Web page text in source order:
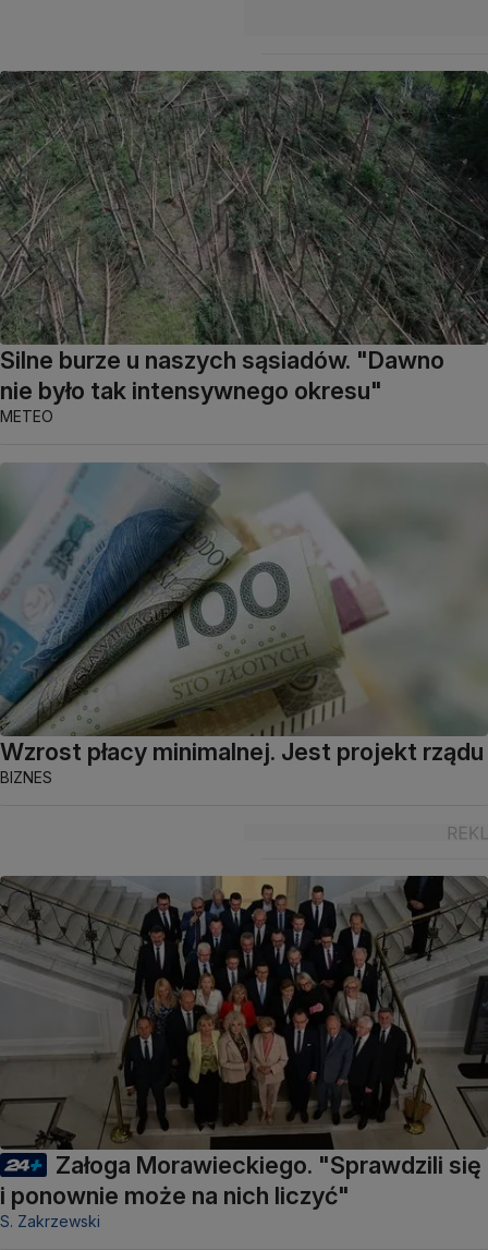
Silne burze u naszych sąsiadów. "Dawno
nie było tak intensywnego okresu"
METEO
Wzrost płacy minimalnej. Jest projekt rządu
BIZNES
Załoga Morawieckiego. "Sprawdzili się
i ponownie może na nich liczyć"
S. Zakrzewski